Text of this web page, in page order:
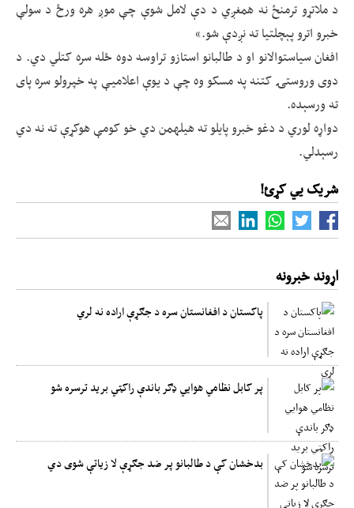
د ملاتړو ترمنځ نه همغږي د دې لامل شوې چې موږ هره ورځ د سولې
خبرو اترو پېچلتیا ته نږدې شو.»
افغان سیاستوالانو او د طالبانو استازو تراوسه دوه ځله سره کتلي دي. د
دوی وروستۍ کتنه په مسکو وه چې د یوې اعلامیې په خپرولو سره پای
ته ورسېده.
دواړه لوري د دغو خبرو پایلو ته هیله‎من دي خو کومې هوکړې ته نه دي
رسېدلي.
شریک یي کړئ!
اړوند خبرونه
پاکستان د افغانستان سره د جګړې اراده نه لري
پر کابل نظامي هوایي ډګر باندې راکټي برید ترسره شو
بدخشان کې د طالبانو پر ضد جګړې لا زیاتې شوی دي